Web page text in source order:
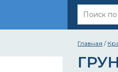
Главная /